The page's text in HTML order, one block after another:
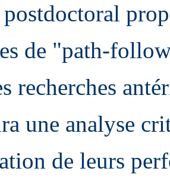
de "path-
recherches
une analyse
de leurs